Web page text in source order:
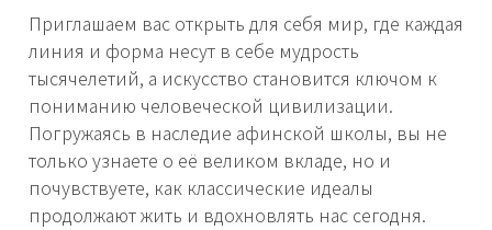
Приглашаем вас открыть для себя мир, где каждая
линия и форма несут в себе мудрость
тысячелетий, а искусство становится ключом к
пониманию человеческой цивилизации.
Погружаясь в наследие афинской школы, вы не
только узнаете о её великом вкладе, но и
почувствуете, как классические идеалы
продолжают жить и вдохновлять нас сегодня.